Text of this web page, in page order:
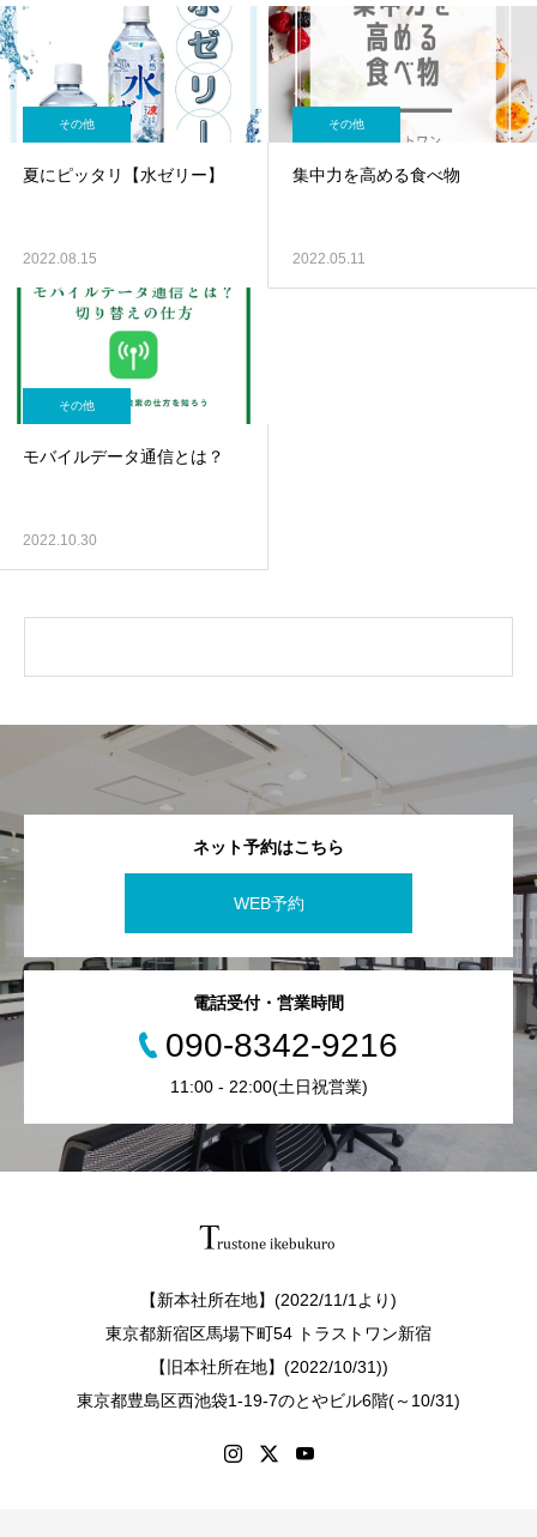
その他
夏にピッタリ【水ゼリー】
2022.08.15
その他
集中力を高める食べ物
2022.05.11
その他
モバイルデータ通信とは？
2022.10.30
ネット予約はこちら
WEB予約
電話受付・営業時間
090-8342-9216
11:00 - 22:00(土日祝営業)
【新本社所在地】(2022/11/1より)
東京都新宿区馬場下町54 トラストワン新宿
【旧本社所在地】(2022/10/31))
東京都豊島区西池袋1-19-7のとやビル6階(～10/31)